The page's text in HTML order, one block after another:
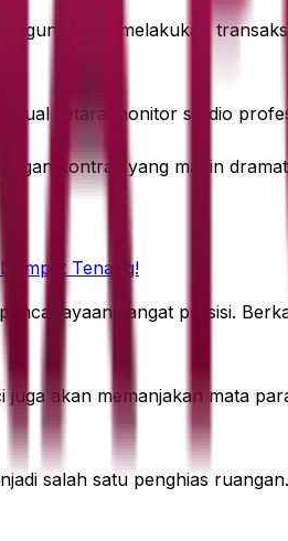
yang melakukan
setara monitor studio
kontras yang makin
Tenang!
sangat presisi.
akan memanjakan mata
salah satu penghias